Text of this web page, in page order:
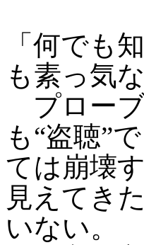
「何でも
も素っ気
プローブ
も“盗聴”
ては崩壊
見えてき
いない。